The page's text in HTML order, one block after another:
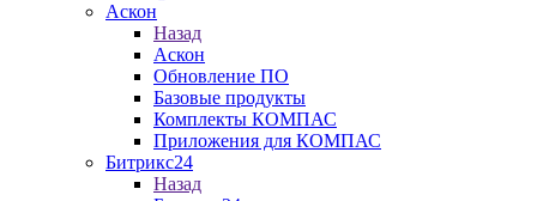
Аскон
Назад
Аскон
Обновление ПО
Базовые продукты
Комплекты КОМПАС
Приложения для КОМПАС
Битрикс24
Назад